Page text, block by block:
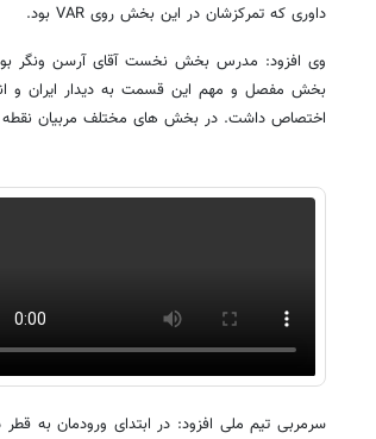
داوری که تمرکزشان در این بخش روی VAR بود.
وی افزود: مدرس بخش نخست آقای آرسن ونگر
اختصاص داشت. در بخش های مختلف مربیان نقطه
سرمربی تیم ملی افزود: در ابتدای ورودمان